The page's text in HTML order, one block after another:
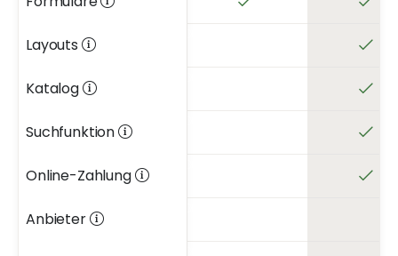
Layouts
Katalog
Suchfunktion
Online-Zahlung
Anbieter